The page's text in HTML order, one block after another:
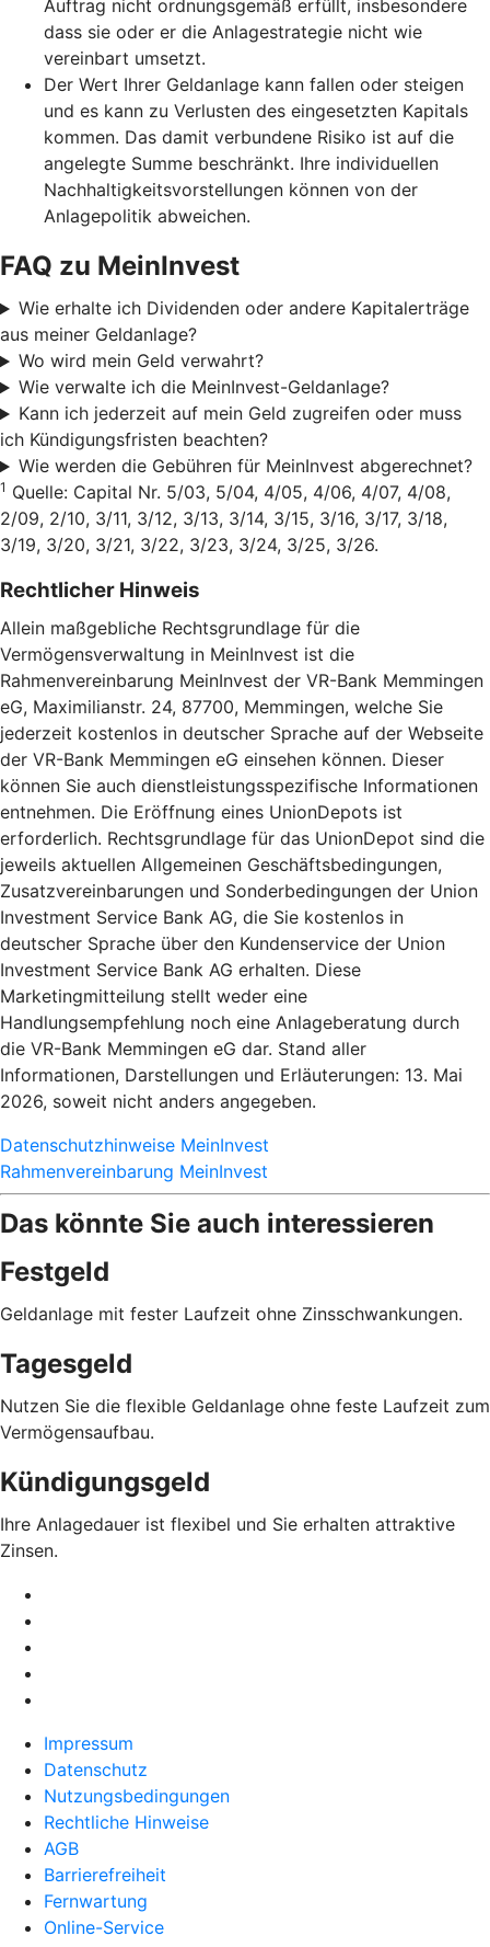
Auftrag nicht ordnungsgemäß erfüllt, insbesondere
dass sie oder er die Anlagestrategie nicht wie
vereinbart umsetzt.
Der Wert Ihrer Geldanlage kann fallen oder steigen
und es kann zu Verlusten des eingesetzten Kapitals
kommen. Das damit verbundene Risiko ist auf die
angelegte Summe beschränkt. Ihre individuellen
Nachhaltigkeitsvorstellungen können von der
Anlagepolitik abweichen.
FAQ zu MeinInvest
Wie erhalte ich Dividenden oder andere Kapitalerträge
aus meiner Geldanlage?
Wo wird mein Geld verwahrt?
Wie verwalte ich die MeinInvest-Geldanlage?
Kann ich jederzeit auf mein Geld zugreifen oder muss
ich Kündigungsfristen beachten?
Wie werden die Gebühren für MeinInvest abgerechnet?
1 Quelle: Capital Nr. 5/03, 5/04, 4/05, 4/06, 4/07, 4/08,
2/09, 2/10, 3/11, 3/12, 3/13, 3/14, 3/15, 3/16, 3/17, 3/18,
3/19, 3/20, 3/21, 3/22, 3/23, 3/24, 3/25, 3/26.
Rechtlicher Hinweis
Allein maßgebliche Rechtsgrundlage für die
Vermögensverwaltung in MeinInvest ist die
Rahmenvereinbarung MeinInvest der VR-Bank Memmingen
eG, Maximilianstr. 24, 87700, Memmingen, welche Sie
jederzeit kostenlos in deutscher Sprache auf der Webseite
der VR-Bank Memmingen eG einsehen können. Dieser
können Sie auch dienstleistungsspezifische Informationen
entnehmen. Die Eröffnung eines UnionDepots ist
erforderlich. Rechtsgrundlage für das UnionDepot sind die
jeweils aktuellen Allgemeinen Geschäftsbedingungen,
Zusatzvereinbarungen und Sonderbedingungen der Union
Investment Service Bank AG, die Sie kostenlos in
deutscher Sprache über den Kundenservice der Union
Investment Service Bank AG erhalten. Diese
Marketingmitteilung stellt weder eine
Handlungsempfehlung noch eine Anlageberatung durch
die VR-Bank Memmingen eG dar. Stand aller
Informationen, Darstellungen und Erläuterungen: 13. Mai
2026, soweit nicht anders angegeben.
Datenschutzhinweise MeinInvest
Rahmenvereinbarung MeinInvest
Das könnte Sie auch interessieren
Festgeld
Geldanlage mit fester Laufzeit ohne Zinsschwankungen.
Tagesgeld
Nutzen Sie die flexible Geldanlage ohne feste Laufzeit zum
Vermögensaufbau.
Kündigungsgeld
Ihre Anlagedauer ist flexibel und Sie erhalten attraktive
Zinsen.
Impressum
Datenschutz
Nutzungsbedingungen
Rechtliche Hinweise
AGB
Barrierefreiheit
Fernwartung
Online-Service